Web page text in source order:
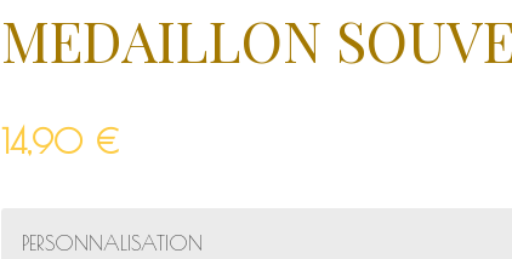
MEDAILLON
14,90 €
PERSONNALISATION